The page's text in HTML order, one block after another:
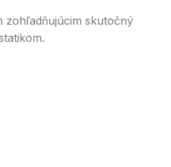
zohľadňujúcim skutočný